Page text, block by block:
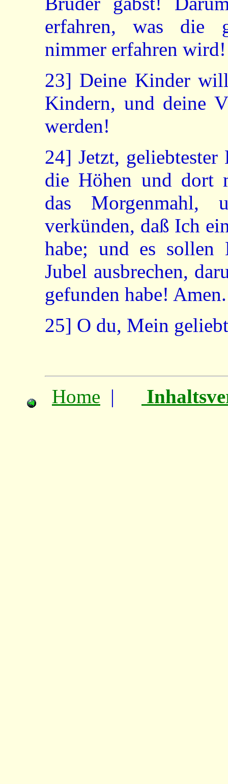
erfahren, was die
nimmer erfahren wird!
23] Deine Kinder
Kindern, und deine
werden!
24] Jetzt, geliebtester
die Höhen und dort
das
verkünden, daß Ich
habe; und es
Jubel ausbrechen,
gefunden habe! Amen.
25] O du, Mein
Home |